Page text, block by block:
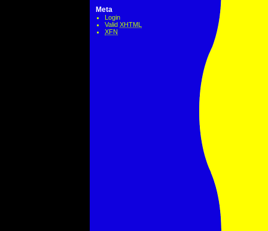
Meta
Login
Valid XHTML
XFN